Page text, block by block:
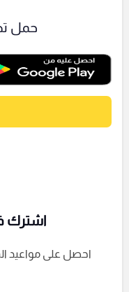
حمل
اشترك
احصل على مواعيد